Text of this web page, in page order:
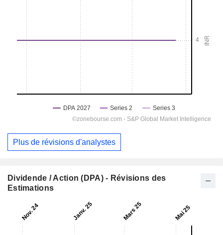
Plus de révisions d'analystes
Dividende / Action (DPA) - Révisions des
Estimations